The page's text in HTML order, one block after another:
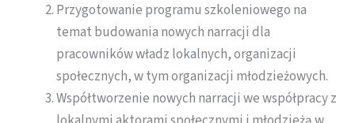
Przygotowanie programu szkoleniowego na
temat budowania nowych narracji dla
pracowników władz lokalnych, organizacji
społecznych, w tym organizacji młodzieżowych.
Współtworzenie nowych narracji we współpracy z